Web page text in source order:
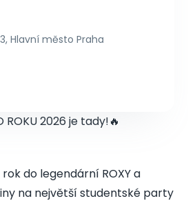
Hlavní město Praha
ROKU 2026 je tady!🔥
do legendární ROXY a
na největší studentské party